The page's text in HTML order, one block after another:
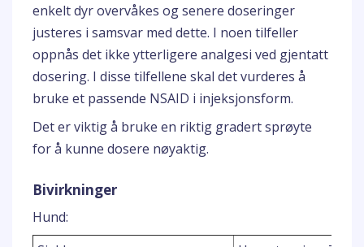
enkelt dyr overvåkes og senere doseringer
justeres i samsvar med dette. I noen tilfeller
oppnås det ikke ytterligere analgesi ved gjentatt
dosering. I disse tilfellene skal det vurderes å
bruke et passende NSAID i injeksjonsform.
Det er viktig å bruke en riktig gradert sprøyte
for å kunne dosere nøyaktig.
Bivirkninger
Hund: